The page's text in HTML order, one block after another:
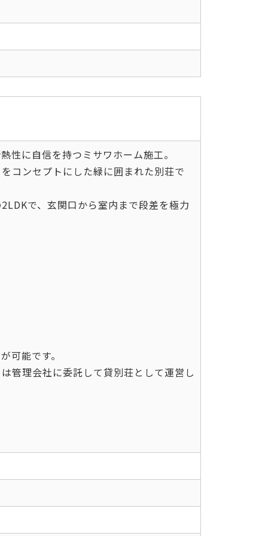
性に自信を持つミサワホーム施工。
コンセプトにした緑に囲まれた別荘で
で、玄関口から室内まで段差を極力
可能です。
管理会社に委託して貸別荘として運営し